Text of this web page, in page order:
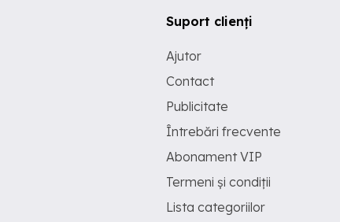
Suport clienți
Ajutor
Contact
Publicitate
Întrebări frecvente
Abonament VIP
Termeni și condiții
Lista categoriilor